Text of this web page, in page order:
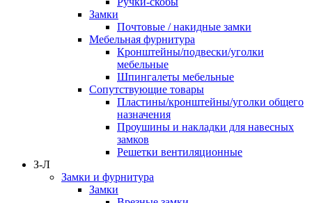
Замки
Почтовые / накидные замки
Мебельная фурнитура
Кронштейны/подвески/уголки
мебельные
Шпингалеты мебельные
Сопутствующие товары
Пластины/кронштейны/уголки общего
назначения
Проушины и накладки для навесных
замков
Решетки вентиляционные
З-Л
Замки и фурнитура
Замки